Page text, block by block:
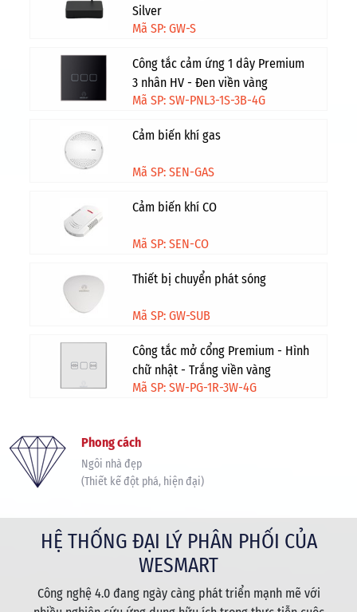
Silver
Mã SP: GW-S
Công tắc cảm ứng 1 dây Premium
3 nhân HV - Đen viền vàng
Mã SP: SW-PNL3-1S-3B-4G
Cảm biến khí gas
Mã SP: SEN-GAS
Cảm biến khí CO
Mã SP: SEN-CO
Thiết bị chuyển phát sóng
Mã SP: GW-SUB
Công tắc mở cổng Premium - Hình
chữ nhật - Trắng viền vàng
Mã SP: SW-PG-1R-3W-4G
Phong cách
Ngôi nhà đẹp
(Thiết kế đột phá, hiện đại)
HỆ THỐNG ĐẠI LÝ PHÂN PHỐI CỦA
WESMART
Công nghệ 4.0 đang ngày càng phát triển mạnh mẽ với